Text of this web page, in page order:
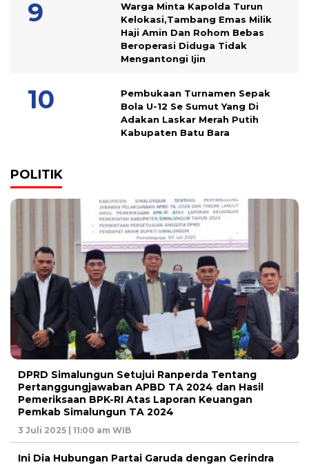
Warga Minta Kapolda Turun
Kelokasi,Tambang Emas Milik
Haji Amin Dan Rohom Bebas
Beroperasi Diduga Tidak
Mengantongi Ijin
Pembukaan Turnamen Sepak
Bola U-12 Se Sumut Yang Di
Adakan Laskar Merah Putih
Kabupaten Batu Bara
POLITIK
DPRD Simalungun Setujui Ranperda Tentang
Pertanggungjawaban APBD TA 2024 dan Hasil
Pemeriksaan BPK-RI Atas Laporan Keuangan
Pemkab Simalungun TA 2024
3 Juli 2025 | 11:00 am WIB
Ini Dia Hubungan Partai Garuda dengan Gerindra